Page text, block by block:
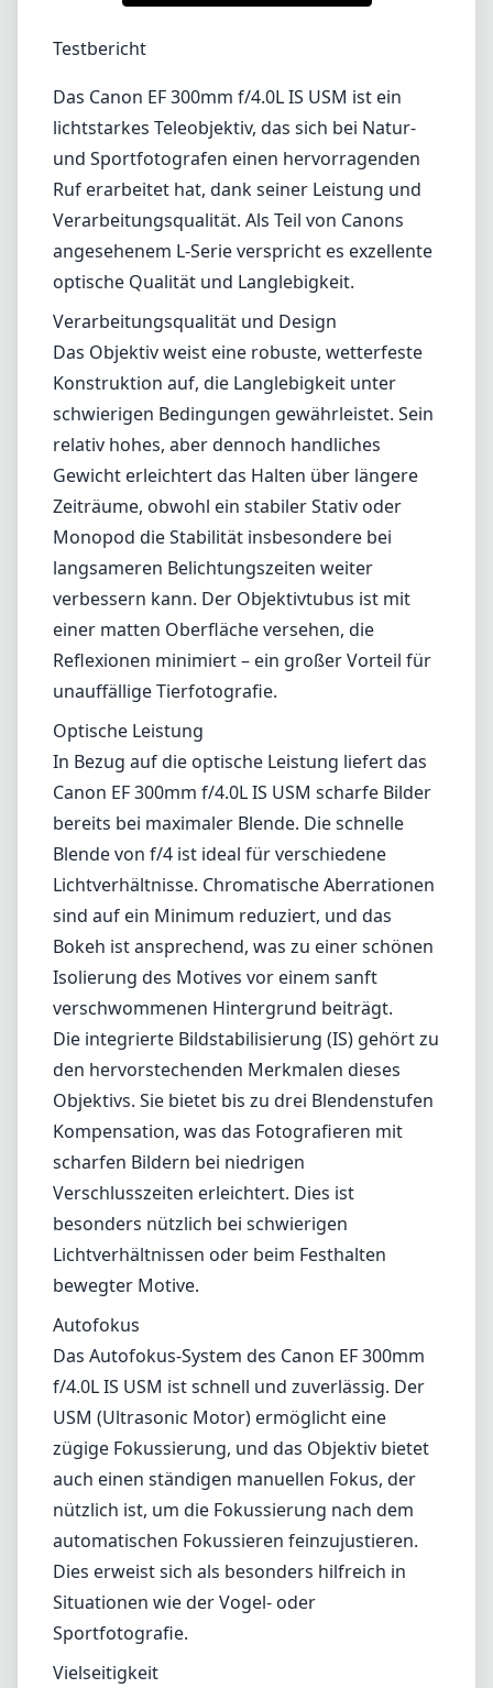
Testbericht
Das Canon EF 300mm f/4.0L IS USM ist ein
lichtstarkes Teleobjektiv, das sich bei Natur-
und Sportfotografen einen hervorragenden
Ruf erarbeitet hat, dank seiner Leistung und
Verarbeitungsqualität. Als Teil von Canons
angesehenem L-Serie verspricht es exzellente
optische Qualität und Langlebigkeit.
Verarbeitungsqualität und Design
Das Objektiv weist eine robuste, wetterfeste
Konstruktion auf, die Langlebigkeit unter
schwierigen Bedingungen gewährleistet. Sein
relativ hohes, aber dennoch handliches
Gewicht erleichtert das Halten über längere
Zeiträume, obwohl ein stabiler Stativ oder
Monopod die Stabilität insbesondere bei
langsameren Belichtungszeiten weiter
verbessern kann. Der Objektivtubus ist mit
einer matten Oberfläche versehen, die
Reflexionen minimiert – ein großer Vorteil für
unauffällige Tierfotografie.
Optische Leistung
In Bezug auf die optische Leistung liefert das
Canon EF 300mm f/4.0L IS USM scharfe Bilder
bereits bei maximaler Blende. Die schnelle
Blende von f/4 ist ideal für verschiedene
Lichtverhältnisse. Chromatische Aberrationen
sind auf ein Minimum reduziert, und das
Bokeh ist ansprechend, was zu einer schönen
Isolierung des Motives vor einem sanft
verschwommenen Hintergrund beiträgt.
Die integrierte Bildstabilisierung (IS) gehört zu
den hervorstechenden Merkmalen dieses
Objektivs. Sie bietet bis zu drei Blendenstufen
Kompensation, was das Fotografieren mit
scharfen Bildern bei niedrigen
Verschlusszeiten erleichtert. Dies ist
besonders nützlich bei schwierigen
Lichtverhältnissen oder beim Festhalten
bewegter Motive.
Autofokus
Das Autofokus-System des Canon EF 300mm
f/4.0L IS USM ist schnell und zuverlässig. Der
USM (Ultrasonic Motor) ermöglicht eine
zügige Fokussierung, und das Objektiv bietet
auch einen ständigen manuellen Fokus, der
nützlich ist, um die Fokussierung nach dem
automatischen Fokussieren feinzujustieren.
Dies erweist sich als besonders hilfreich in
Situationen wie der Vogel- oder
Sportfotografie.
Vielseitigkeit